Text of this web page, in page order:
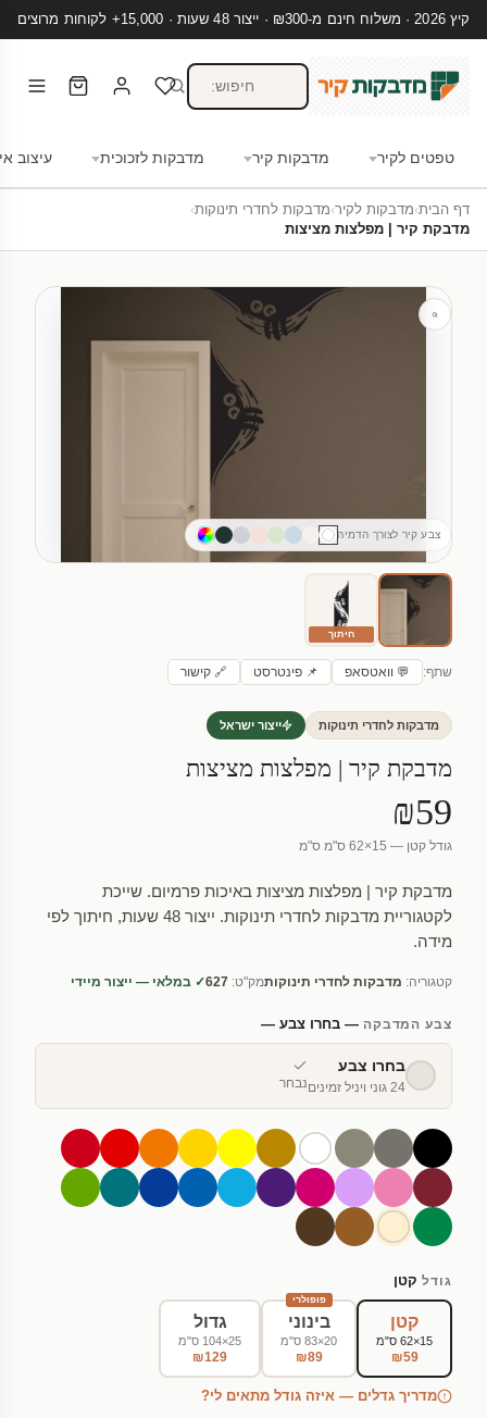
קיץ 2026 · משלוח חינם מ-₪300 · ייצור 48 שעות · 15,000+ לקוחות מרוצים
טפטים לקיר מדבקות קיר מדבקות לזכוכית עיצוב
דף הבית›מדבקות לקיר›מדבקות לחדרי תינוקות›
מדבקת קיר | מפלצות מציצות
צבע קיר לצורך הדמיה
חיתוך
שתף: 💬 וואטסאפ 📌 פינטרסט 🔗 קישור
מדבקות לחדרי תינוקות ייצור ישראל
מדבקת קיר | מפלצות מציצות
₪59
גודל קטן — 15×62 ס"מ ס"מ
מדבקת קיר | מפלצות מציצות באיכות פרמיום. שייכת
לקטגוריית מדבקות לחדרי תינוקות. ייצור 48 שעות, חיתוך לפי
מידה.
קטגוריה: מדבקות לחדרי תינוקותמק"ט: 627✓ במלאי — ייצור מיידי
צבע המדבקה— בחרו צבע —
בחרו צבע
24 גוני ויניל זמינים נבחר
גודל קטן
קטן
15×62 ס"מ
₪59
פופולרי
בינוני
20×83 ס"מ
₪89
גדול
25×104 ס"מ
₪129
מדריך גדלים — איזה גודל מתאים לי?